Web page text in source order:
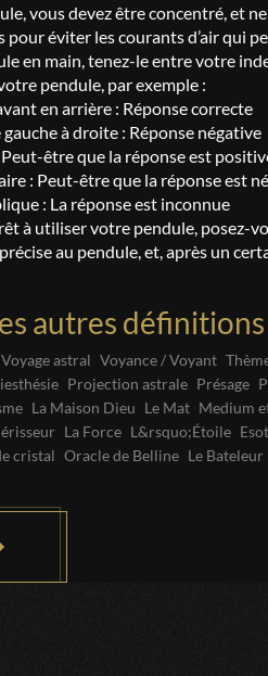
vous devez être concentré, et
pour éviter les courants d’air qui
en main, tenez-le entre votre
pendule, par exemple :
en arrière : Réponse correcte
à droite : Réponse négative
être que la réponse est
: Peut-être que la réponse est
: La réponse est inconnue
à utiliser votre pendule, posez-
au pendule, et, après un
autres définitions
Voyage astral Voyance / Voyant
Projection astrale Présage
La Maison Dieu Le Mat Medium
La Force L&rsquo;Étoile
cristal Oracle de Belline Le Bateleur